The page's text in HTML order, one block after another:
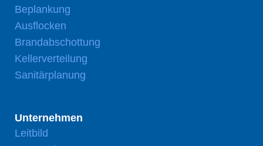
Beplankung
Ausflocken
Brandabschottung
Kellerverteilung
Sanitärplanung
Unternehmen
Leitbild